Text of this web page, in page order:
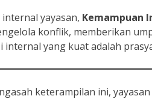
yayasan, Kemampuan
konflik, memberikan
internal yang kuat adalah
keterampilan ini,